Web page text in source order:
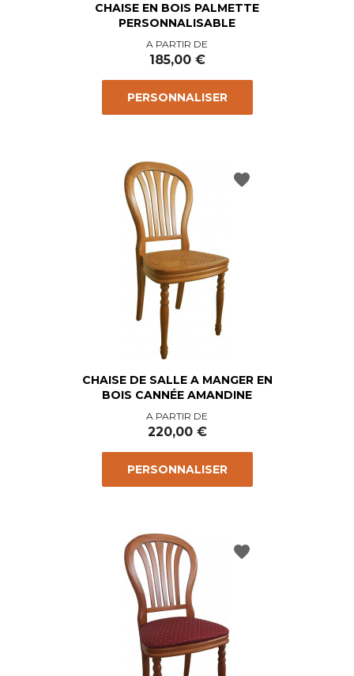
CHAISE EN BOIS PALMETTE
PERSONNALISABLE
Prix
A PARTIR DE
185,00 €
PERSONNALISER
CHAISE DE SALLE A MANGER EN
BOIS CANNÉE AMANDINE
Prix
A PARTIR DE
220,00 €
PERSONNALISER
favorite
favorite